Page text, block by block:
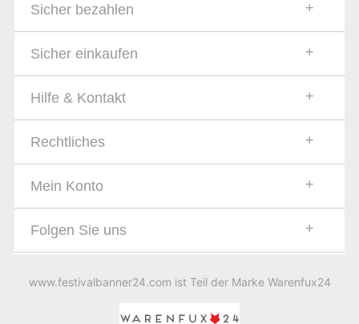
Sicher bezahlen
Sicher einkaufen
Hilfe & Kontakt
Rechtliches
Mein Konto
Folgen Sie uns
www.festivalbanner24.com ist Teil der Marke Warenfux24